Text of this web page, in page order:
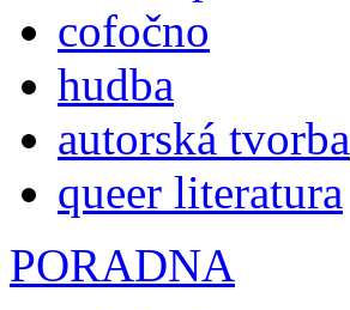
cofočno
hudba
autorská tvorba
queer literatura
PORADNA